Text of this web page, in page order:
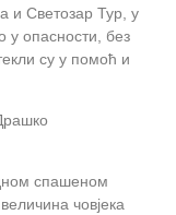
Светозар Тур, у
у опасности, без
су у помоћ и
спашеном
човјека